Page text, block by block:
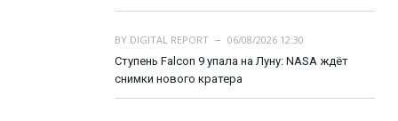
BY DIGITAL REPORT
06/08/2026 12:30
Ступень Falcon 9 упала на Луну: NASA ждёт
снимки нового кратера